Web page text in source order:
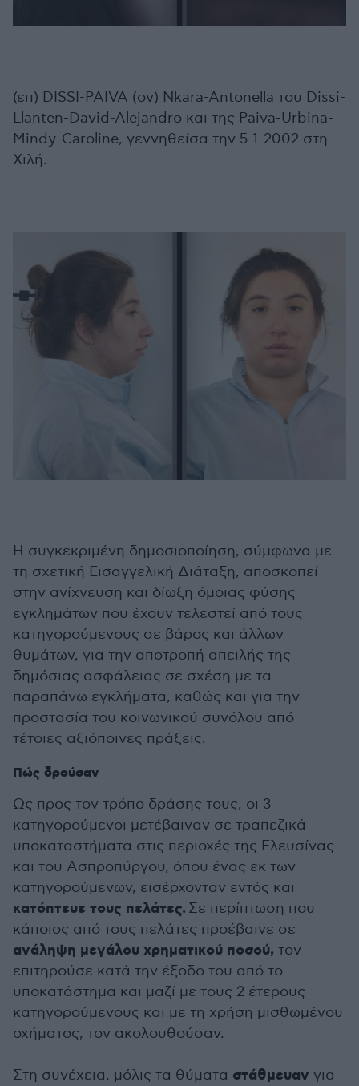
(επ) DISSI-PAIVA (ον) Nkara-Antonella του Dissi-
Llanten-David-Alejandro και της Paiva-Urbina-
Mindy-Caroline, γεννηθείσα την 5-1-2002 στη
Χιλή.
Η συγκεκριμένη δημοσιοποίηση, σύμφωνα με
τη σχετική Εισαγγελική Διάταξη, αποσκοπεί
στην ανίχνευση και δίωξη όμοιας φύσης
εγκλημάτων που έχουν τελεστεί από τους
κατηγορούμενους σε βάρος και άλλων
θυμάτων, για την αποτροπή απειλής της
δημόσιας ασφάλειας σε σχέση με τα
παραπάνω εγκλήματα, καθώς και για την
προστασία του κοινωνικού συνόλου από
τέτοιες αξιόποινες πράξεις.
Πώς δρούσαν
Ως προς τον τρόπο δράσης τους, οι 3
κατηγορούμενοι μετέβαιναν σε τραπεζικά
υποκαταστήματα στις περιοχές της Ελευσίνας
και του Ασπροπύργου, όπου ένας εκ των
κατηγορούμενων, εισέρχονταν εντός και
κατόπτευε τους πελάτες. Σε περίπτωση που
κάποιος από τους πελάτες προέβαινε σε
ανάληψη μεγάλου χρηματικού ποσού, τον
επιτηρούσε κατά την έξοδο του από το
υποκατάστημα και μαζί με τους 2 έτερους
κατηγορούμενους και με τη χρήση μισθωμένου
οχήματος, τον ακολουθούσαν.
Στη συνέχεια, μόλις τα θύματα στάθμευαν για